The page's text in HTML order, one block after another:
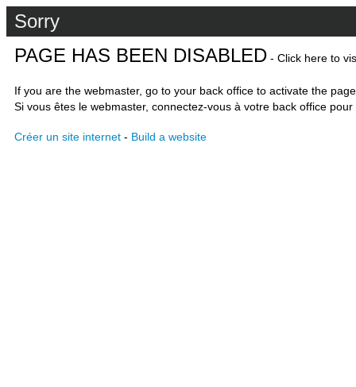
Sorry
PAGE HAS BEEN DISABLED - Click here to
If you are the webmaster, go to your back office to activate the
Si vous êtes le webmaster, connectez-vous à votre back office
Créer un site internet - Build a website